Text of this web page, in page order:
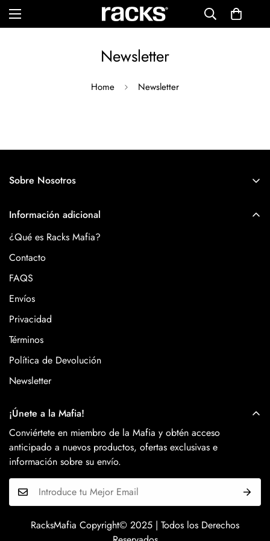
Newsletter
Home Newsletter
Sobre Nosotros
Racks Mafia es mucho más que una marca de ropa, es una
comunidad de individuos que, como tú, valoran la libertad de
expresión, el emprendimiento y la mejora de uno mismo.
Información adicional
¿Qué es Racks Mafia?
Contacto
FAQS
Envíos
Privacidad
Términos
Política de Devolución
Newsletter
¡Únete a la Mafia!
Conviértete en miembro de la Mafia y obtén acceso
anticipado a nuevos productos, ofertas exclusivas e
información sobre su envío.
RacksMafia Copyright© 2025 | Todos los Derechos